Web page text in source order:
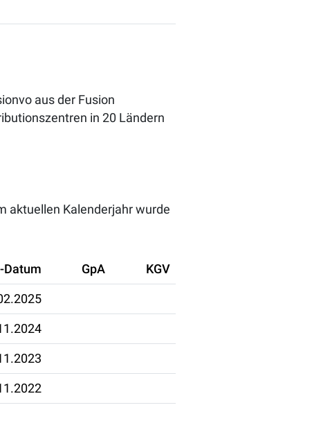
aus der Fusion
in 20 Ländern
aktuellen Kalenderjahr wurde
Datum GpA KGV